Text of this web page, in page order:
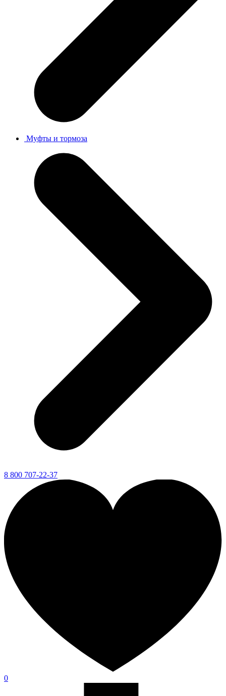
Муфты и тормоза
8 800 707-22-37
0